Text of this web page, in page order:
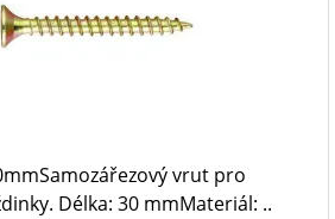
vrut pro
Délka: 30 mmMateriál: ..